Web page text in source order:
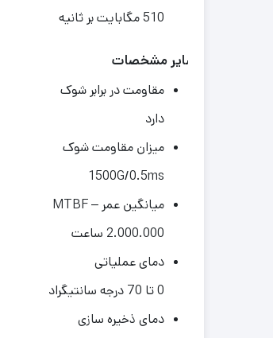
510 مگابایت بر ثانیه
سایر مشخصات
مقاومت در برابر شوک
دارد
میزان مقاومت شوک
1500G/0.5ms
میانگین عمر – MTBF
2.000.000 ساعت
دمای عملیاتی
0 تا 70 درجه سانتیگراد
دمای ذخیره سازی